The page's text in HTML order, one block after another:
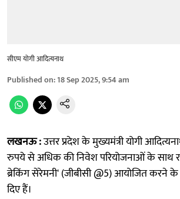
सीएम योगी आदित्यनाथ
Published on:18 Sep 2025, 9:54 am
लखनऊ :उत्तर प्रदेश के मुख्यमंत्री योगी
रुपये से अधिक की निवेश परियोजनाओं के साथ
ब्रेकिंग सेरेमनी' (जीबीसी @5) आयोजित करने के
दिए हैं।